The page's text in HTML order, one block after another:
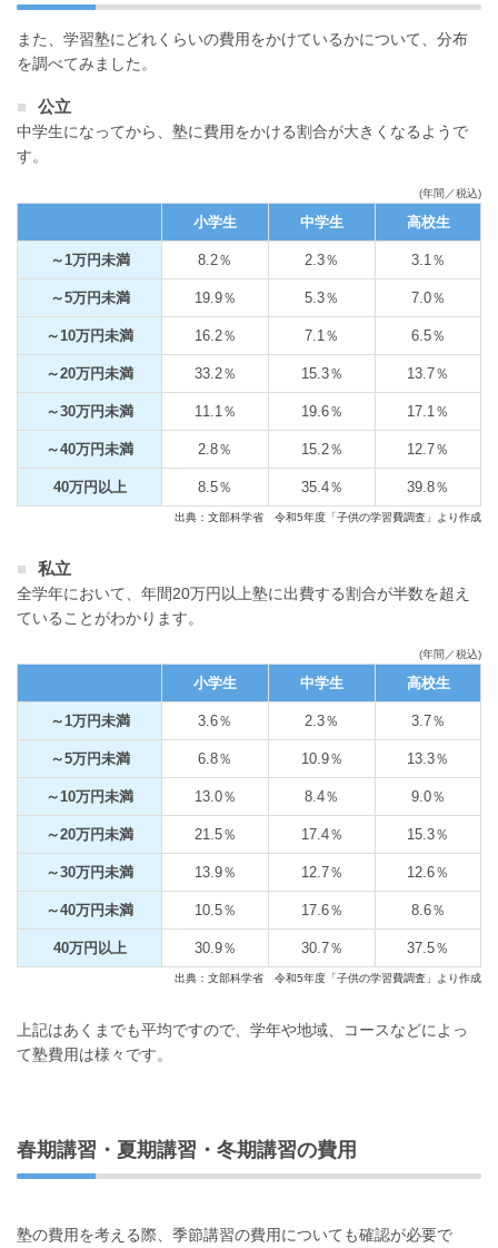
また、学習塾にどれくらいの費用をかけているかについて、分布
を調べてみました。
公立
中学生になってから、塾に費用をかける割合が大きくなるようで
す。
(年間／税込)
小学生 中学生 高校生
～1万円未満 8.2％ 2.3％ 3.1％
～5万円未満 19.9％ 5.3％ 7.0％
～10万円未満 16.2％ 7.1％ 6.5％
～20万円未満 33.2％ 15.3％ 13.7％
～30万円未満 11.1％ 19.6％ 17.1％
～40万円未満 2.8％ 15.2％ 12.7％
40万円以上 8.5％ 35.4％ 39.8％
出典：文部科学省 令和5年度「子供の学習費調査」より作成
私立
全学年において、年間20万円以上塾に出費する割合が半数を超え
ていることがわかります。
(年間／税込)
小学生 中学生 高校生
～1万円未満 3.6％ 2.3％ 3.7％
～5万円未満 6.8％ 10.9％ 13.3％
～10万円未満 13.0％ 8.4％ 9.0％
～20万円未満 21.5％ 17.4％ 15.3％
～30万円未満 13.9％ 12.7％ 12.6％
～40万円未満 10.5％ 17.6％ 8.6％
40万円以上 30.9％ 30.7％ 37.5％
出典：文部科学省 令和5年度「子供の学習費調査」より作成
上記はあくまでも平均ですので、学年や地域、コースなどによっ
て塾費用は様々です。
春期講習・夏期講習・冬期講習の費用
塾の費用を考える際、季節講習の費用についても確認が必要で